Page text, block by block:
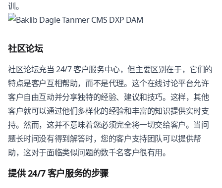
训。
社区论坛
社区论坛充当 24/7 客户服务中心，但主要区别在于，它们的
特点是客户互相帮助，而不是代理。这个在线讨论平台允许
客户自由互动并分享独特的经验、建议和技巧。这样，其他
客户就可以通过他们多样化的经验和丰富的知识提供实时支
持。然而，这并不意味着您必须完全将一切交给客户。当问
题长时间没有得到解答时，您的客户支持团队可以提供帮
助，这对于面临类似问题的数千名客户很有用。
提供 24/7 客户服务的步骤